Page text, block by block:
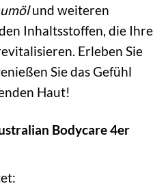
und weiteren
Inhaltsstoffen, die Ihre
Erleben Sie
Sie das Gefühl
Haut!
Bodycare 4er